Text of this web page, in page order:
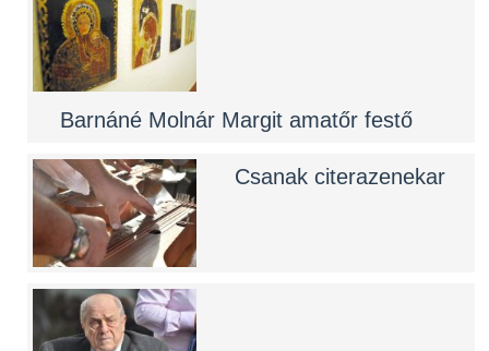
Barnáné Molnár Margit amatőr festő
Csanak citerazenekar